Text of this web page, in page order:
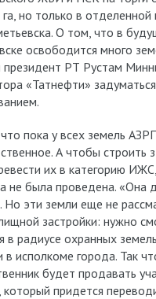
но только в
О том, что в
освободится много
президент РТ Рустам
«Татнефти»
пока у всех земель
А чтобы строить
их в категорию
не была проведена. «Она
Но эти земли еще не
застройки: нужно
в радиусе охранных
исполкоме города. Так
будет продавать
который придется